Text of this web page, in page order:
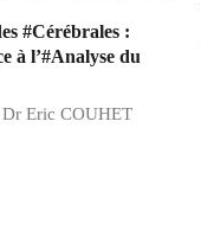
#Cérébrales :
à l’#Analyse du
Dr Eric COUHET